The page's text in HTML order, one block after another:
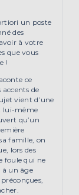
un poste
des
à votre
que vous
!
ce
de
vient d’une
lui-même
qu’un
famille, on
lors des
foule qui ne
à un âge